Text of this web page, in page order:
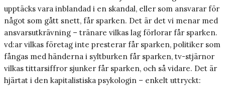
upptäcks vara inblandad i en skandal, eller som ansvarar för
något som gått snett, får sparken. Det är det vi menar med
ansvarsutkrävning – tränare vilkas lag förlorar får sparken.
vd:ar vilkas företag inte presterar får sparken, politiker som
fångas med händerna i syltburken får sparken, tv-stjärnor
vilkas tittarsiffror sjunker får sparken, och så vidare. Det är
hjärtat i den kapitalistiska psykologin – enkelt uttryckt: